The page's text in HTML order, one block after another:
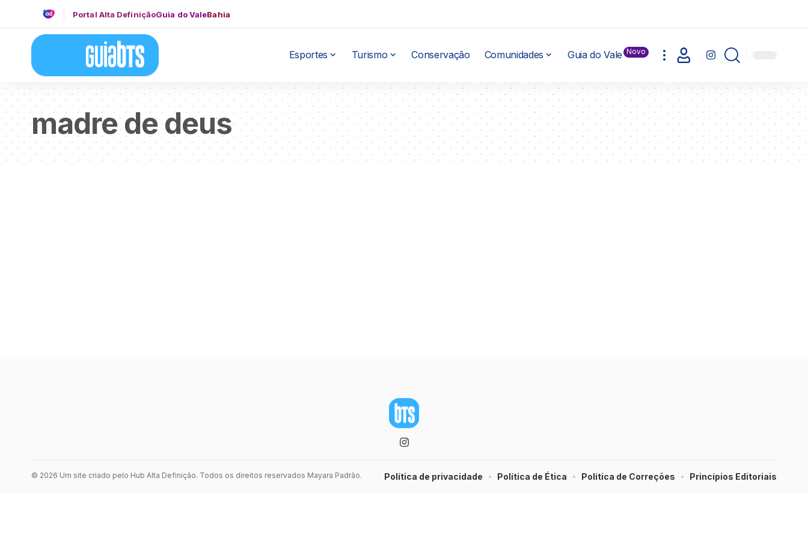
Portal Alta DefiniçãoGuia do ValeBahia
Esportes Turismo Conservação Comunidades Guia do Vale Novo
madre de deus
© 2026 Um site criado pelo Hub Alta Definição. Todos os direitos reservados Mayara Padrão. Política de privacidade Política de Ética Política de Correções Princípios Editoriais